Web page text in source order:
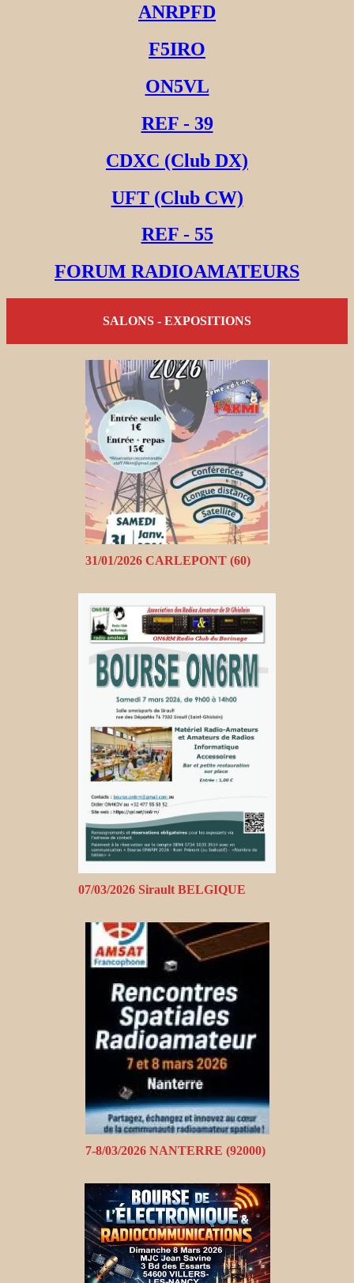
ANRPFD
F5IRO
ON5VL
REF - 39
CDXC (Club DX)
UFT (Club CW)
REF - 55
FORUM RADIOAMATEURS
SALONS - EXPOSITIONS
31/01/2026 CARLEPONT (60)
07/03/2026 Sirault BELGIQUE
7-8/03/2026 NANTERRE (92000)